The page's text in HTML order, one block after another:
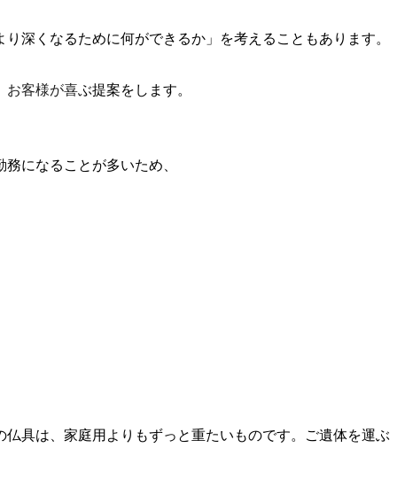
深くなるために何ができるか」を考えることもあります。
客様が喜ぶ提案をします。
になることが多いため、
具は、家庭用よりもずっと重たいものです。ご遺体を運ぶ